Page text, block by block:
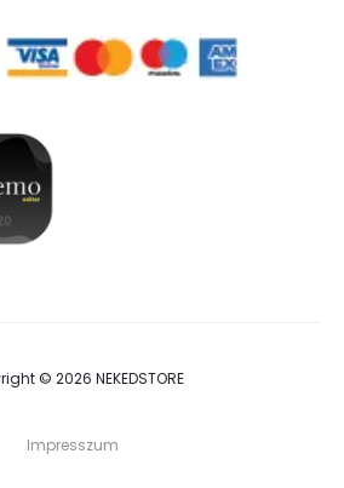
© 2026 NEKEDSTORE
Impresszum